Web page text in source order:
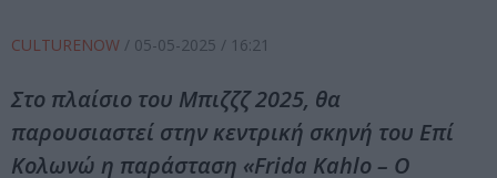
CULTURENOW / 05-05-2025 / 16:21
Στο πλαίσιο του Μπιζζζ 2025, θα
παρουσιαστεί στην κεντρική σκηνή του Επί
Κολωνώ η παράσταση «Frida Kahlo – Ο